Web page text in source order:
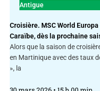
Antigue
Croisière. MSC World
Caraïbe, dès la prochaine
Alors que la saison de
en Martinique avec des taux
», la